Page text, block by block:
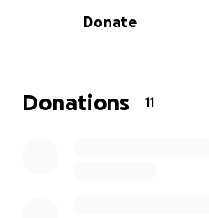
geben – aber alleine
Donate
Donations 11